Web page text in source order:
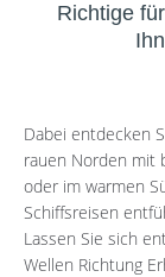
Richtige
Dabei entdecken
rauen Norden mit
oder im warmen
Schiffsreisen
Lassen Sie sich
Wellen Richtung